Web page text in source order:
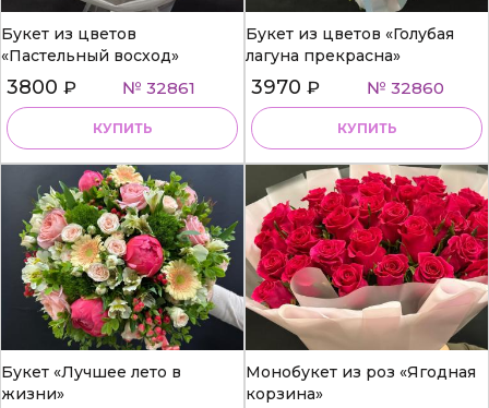
Букет из цветов
«Пастельный восход»
3800 ₽ № 32861
КУПИТЬ
Букет из цветов «Голубая
лагуна прекрасна»
3970 ₽ № 32860
КУПИТЬ
Букет «Лучшее лето в
жизни»
Монобукет из роз «Ягодная
корзина»